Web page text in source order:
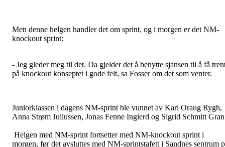
Men denne helgen handler det om sprint, og i morgen er det NM-
knockout sprint:
- Jeg gleder meg til det. Da gjelder det å benytte sjansen til å få
på knockout konseptet i gode felt, sa Fosser om det som venter.
Juniorklassen i dagens NM-sprint ble vunnet av Karl Oraug Rygh,
Anna Strøm Juliussen, Jonas Fenne Ingierd og Sigrid Schmitt
Helgen med NM-sprint fortsetter med NM-knockout sprint i
morgen, før det avsluttes med NM-sprintstafett i Sandnes sentrum